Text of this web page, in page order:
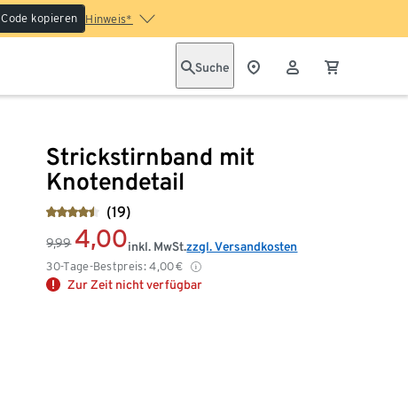
Code kopieren Hinweis*
Suche
Strickstirnband mit
Knotendetail
(19)
9,99 4,00
30-Tage-Bestpreis: 4,00€
inkl. MwSt.zzgl. Versandkosten
Zur Zeit nicht verfügbar